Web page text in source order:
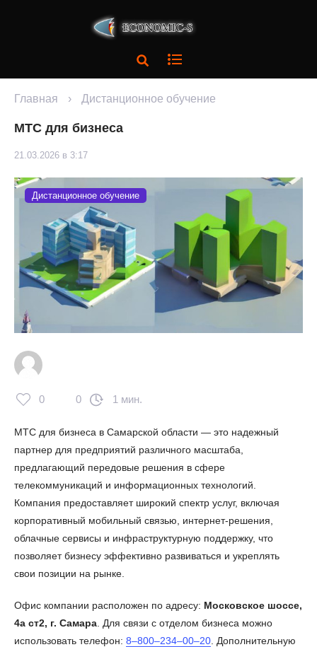
Главная › Дистанционное обучение
МТС для бизнеса
21.03.2026 в 3:17
Дистанционное обучение
0 0 1 мин.
МТС для бизнеса в Самарской области — это надежный
партнер для предприятий различного масштаба,
предлагающий передовые решения в сфере
телекоммуникаций и информационных технологий.
Компания предоставляет широкий спектр услуг, включая
корпоративный мобильный связью, интернет-решения,
облачные сервисы и инфраструктурную поддержку, что
позволяет бизнесу эффективно развиваться и укреплять
свои позиции на рынке.
Офис компании расположен по адресу: Московское шоссе,
4а ст2, г. Самара . Для связи с отделом бизнеса можно
использовать телефон: 8‒800‒234‒00‒20 . Дополнительную